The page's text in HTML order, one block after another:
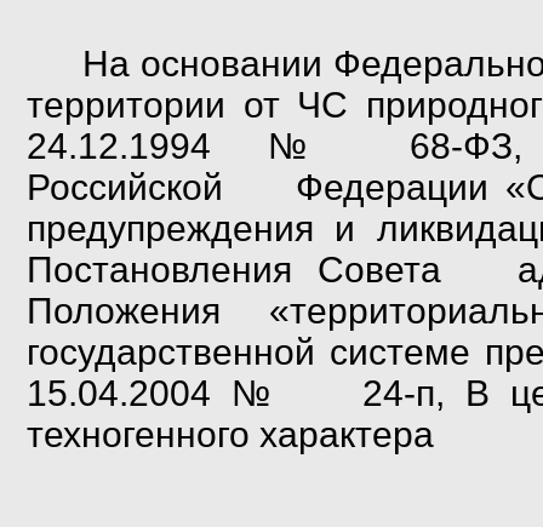
На основании
территории от ЧС
24.12.1994 № 68-ФЗ,
Российской Федерации «О
предупреждения и
Постановления Совета
Положения
государственной системе
15.04.2004 № 24-п, В
техногенного характера